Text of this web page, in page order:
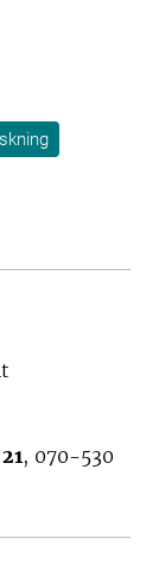
, 070-530